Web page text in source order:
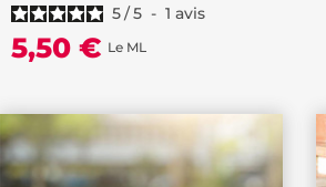
5/5 - 1 avis
5,50 € Le ML